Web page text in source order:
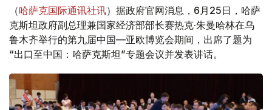
（哈萨克国际通讯社讯）据政府官网消息，6月25日，哈萨
克斯坦政府副总理兼国家经济部部长赛热克·朱曼哈林在乌
鲁木齐举行的第九届中国—亚欧博览会期间，出席了题为
“出口至中国：哈萨克斯坦”专题会议并发表讲话。